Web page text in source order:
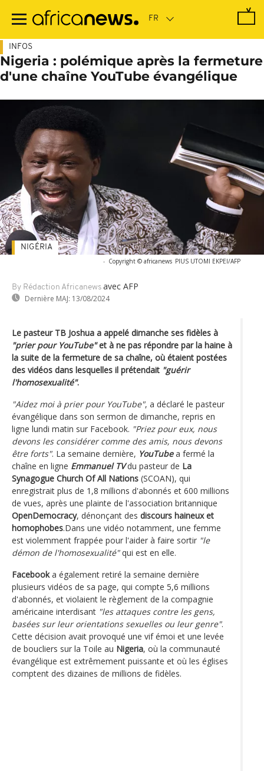
contenu
INFOS
Nigeria : polémique après la fermeture
d'une chaîne YouTube évangélique
- Copyright © africanews PIUS UTOMI EKPEI/AFP
By Rédaction Africanews avec AFP
Dernière MAJ: 13/08/2024
NIGÉRIA
Le pasteur TB Joshua a appelé dimanche ses fidèles à
"prier pour YouTube"et à ne pas répondre par la haine à
la suite de la fermeture de sa chaîne, où étaient postées
des vidéos dans lesquelles il prétendait "guérir
l'homosexualité".
"Aidez moi à prier pour YouTube", a déclaré le pasteur
évangélique dans son sermon de dimanche, repris en
ligne lundi matin sur Facebook. "Priez pour eux, nous
devons les considérer comme des amis, nous devons
être forts". La semaine dernière, YouTubea fermé la
chaîne en ligne Emmanuel TVdu pasteur de La
Synagogue Church Of All Nations (SCOAN), qui
enregistrait plus de 1,8 millions d'abonnés et 600 millions
de vues, après une plainte de l'association britannique
OpenDemocracy, dénonçant des discours haineux et
homophobes.Dans une vidéo notamment, une femme
est violemment frappée pour l'aider à faire sortir "le
démon de l'homosexualité"qui est en elle.
Facebooka également retiré la semaine dernière
plusieurs vidéos de sa page, qui compte 5,6 millions
d'abonnés, et violaient le règlement de la compagnie
américaine interdisant "les attaques contre les gens,
basées sur leur orientations sexuelles ou leur genre".
Cette décision avait provoqué une vif émoi et une levée
de boucliers sur la Toile au Nigeria, où la communauté
évangélique est extrêmement puissante et où les églises
comptent des dizaines de millions de fidèles.